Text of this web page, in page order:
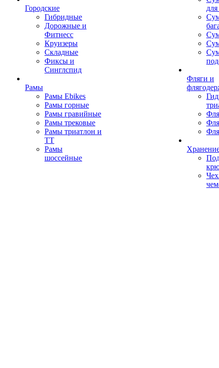
Городские
Гибридные
Дорожные и
Фитнесс
Круизеры
Складные
Фиксы и
Синглспид
Рамы
Рамы Ebikes
Рамы горные
Рамы гравийные
Рамы трековые
Рамы триатлон и
ТТ
Рамы
шоссейные
Фляги и